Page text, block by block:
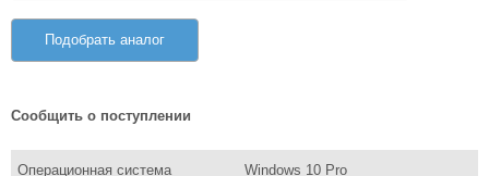
Подобрать аналог
Сообщить о поступлении
Операционная система Windows 10 Pro